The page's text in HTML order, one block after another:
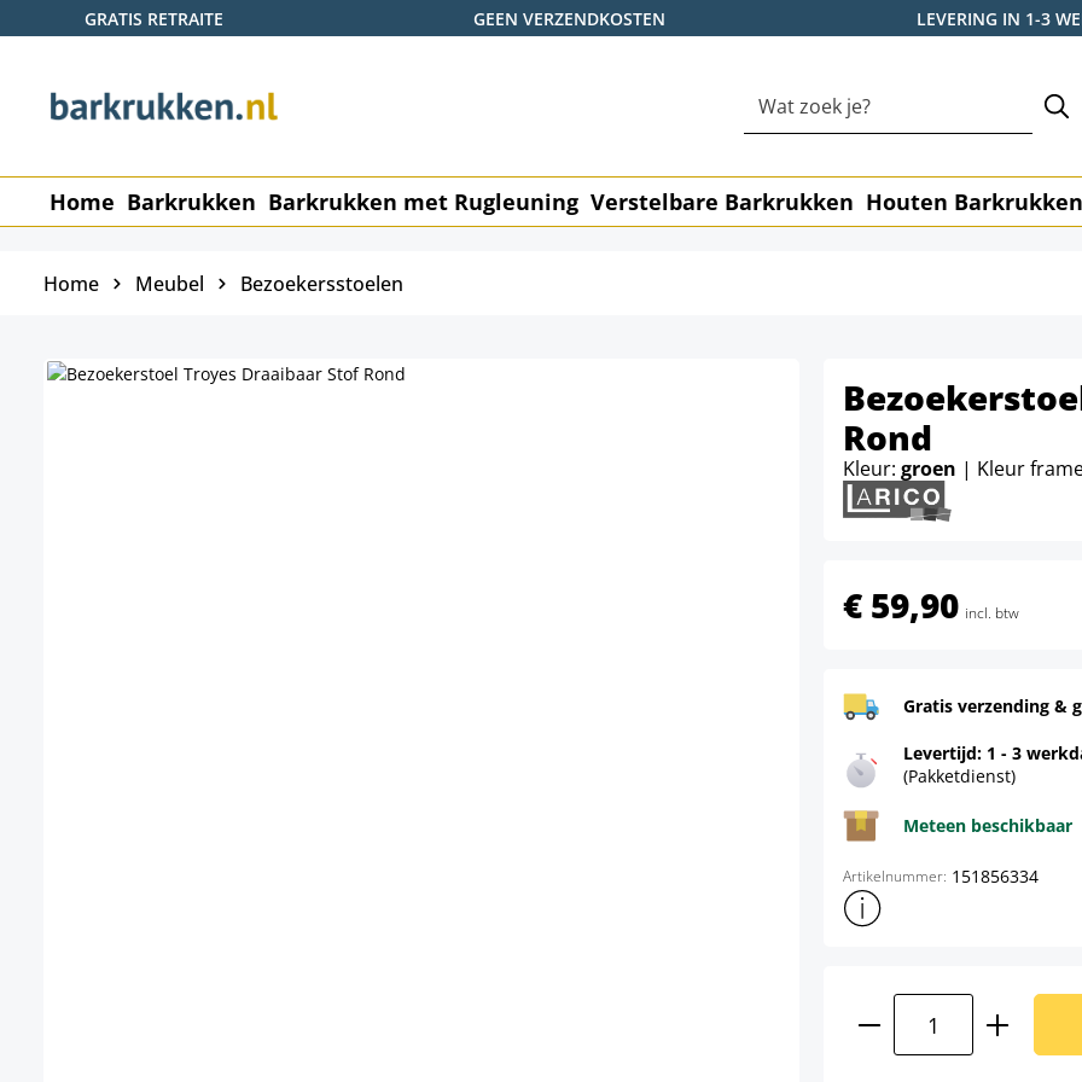
de hoofdinhoud
Ga naar de zoekopdracht
Ga naar de hoofdnavigatie
GRATIS RETRAITE GEEN VERZENDKOSTEN LEVERING IN 1-3
Home Barkrukken Barkrukken met Rugleuning Verstelbare Barkrukken Houten Barkrukken
Home Meubel Bezoekersstoelen
Rond
Kleur: groen | Kleur
€ 59,90 incl. btw
Gratis verzending &
Levertijd: 1 - 3
(Pakketdienst)
Meteen beschikbaar
Artikelnummer: 151856334
Toon meer productinformatie